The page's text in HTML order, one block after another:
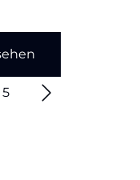
5